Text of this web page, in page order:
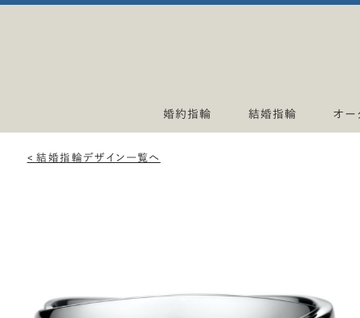
婚約指輪 結婚指輪 オー
< 結婚指輪デザイン一覧へ